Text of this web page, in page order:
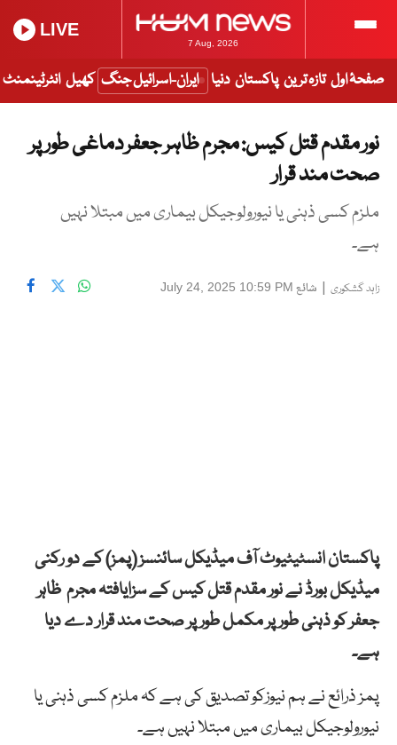
7 Aug, 2026
LIVE
صفحۂ اول تازہ ترین پاکستان دنیا ایران-اسرائیل جنگ کھیل انٹرٹینمنٹ
نور مقدم قتل کیس: مجرم ظاہر جعفر دماغی طور پر
صحت مند قرار
ملزم کسی ذہنی یا نیورولوجیکل بیماری میں مبتلا نہیں
ہے۔
زاہد گشکوری | شائع July 24, 2025 10:59 PM
پاکستان انسٹیٹیوٹ آف میڈیکل سائنسز (پمز) کے دو رکنی
میڈیکل بورڈ نے نور مقدم قتل کیس کے سزایافتہ مجرم ظاہر
جعفر کو ذہنی طور پر مکمل طور پر صحت مند قرار دے دیا
ہے۔
پمز ذرائع نے ہم نیوزکو تصدیق کی ہے کہ ملزم کسی ذہنی یا
نیورولوجیکل بیماری میں مبتلا نہیں ہے۔